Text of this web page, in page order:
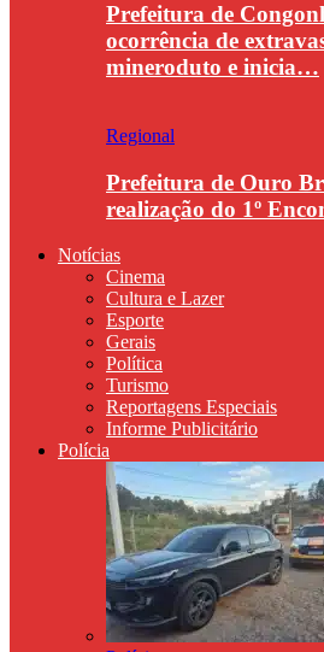
Prefeitura de
ocorrência de
mineroduto e inicia…
Regional
Prefeitura de Ouro
realização do 1º
Notícias
Cinema
Cultura e Lazer
Esporte
Gerais
Política
Turismo
Reportagens Especiais
Informe Publicitário
Polícia